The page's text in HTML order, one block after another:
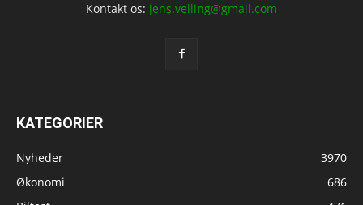
Kontakt os: jens.velling@gmail.com
KATEGORIER
Nyheder
3970
Økonomi
686